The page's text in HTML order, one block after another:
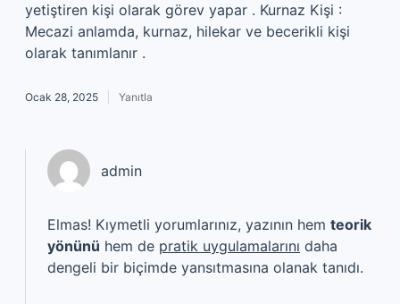
yetiştiren kişi olarak görev yapar . Kurnaz Kişi :
Mecazi anlamda, kurnaz, hilekar ve becerikli kişi
olarak tanımlanır .
Ocak 28, 2025 Yanıtla
admin
Elmas! Kıymetli yorumlarınız, yazının hem teorik
yönünü hem de pratik uygulamalarını daha
dengeli bir biçimde yansıtmasına olanak tanıdı.